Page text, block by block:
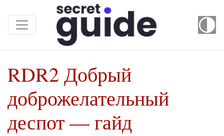
RDR2 Добрый
доброжелательный
деспот — гайд